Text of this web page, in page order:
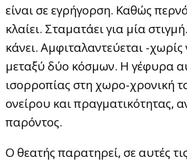
είναι σε εγρήγορση. Καθώς
κλαίει. Σταματάει για μία
κάνει. Αμφιταλαντεύεται -χωρίς
μεταξύ δύο κόσμων. Η γέφυρα
ισορροπίας στη χωρο-χρονική
ονείρου και πραγματικότητας,
παρόντος.
Ο θεατής παρατηρεί, σε αυτές